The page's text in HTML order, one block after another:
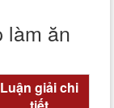
làm ăn
Luận giải chi